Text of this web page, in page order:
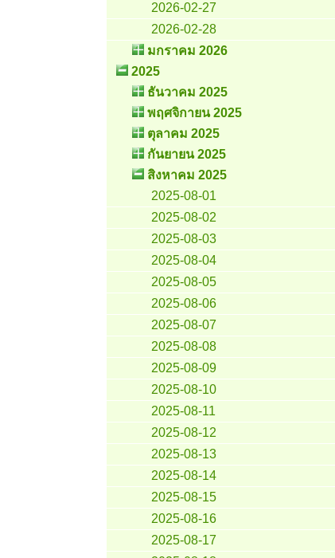
2026-02-27
2026-02-28
มกราคม 2026
2025
ธันวาคม 2025
พฤศจิกายน 2025
ตุลาคม 2025
กันยายน 2025
สิงหาคม 2025
2025-08-01
2025-08-02
2025-08-03
2025-08-04
2025-08-05
2025-08-06
2025-08-07
2025-08-08
2025-08-09
2025-08-10
2025-08-11
2025-08-12
2025-08-13
2025-08-14
2025-08-15
2025-08-16
2025-08-17